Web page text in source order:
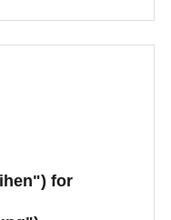
for